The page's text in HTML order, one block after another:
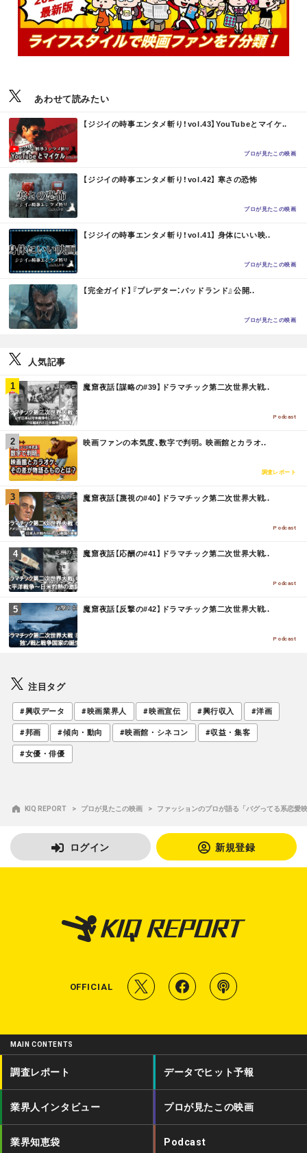
あわせて読みたい
【ジジイの時事エンタメ斬り！vol.43】YouTubeとマイケ..
プロが見たこの映画
【ジジイの時事エンタメ斬り！vol.42】 寒さの恐怖
プロが見たこの映画
【ジジイの時事エンタメ斬り！vol.41】 身体にいい映..
プロが見たこの映画
【完全ガイド】『プレデター：バッドランド』公開..
プロが見たこの映画
人気記事
魔窟夜話【謀略の#39】ドラマチック第二次世界大戦..
Podcast
M
O
映画ファンの本気度、数字で判明。映画館とカラオ..
調査レポート
M
O
魔窟夜話【蔑視の#40】ドラマチック第二次世界大戦..
Podcast
M
O
魔窟夜話【応酬の#41】ドラマチック第二次世界大戦..
Podcast
魔窟夜話【反撃の#42】ドラマチック第二次世界大戦..
Podcast
注目タグ
#興収データ #映画業界人 #映画宣伝 #興行収入 #洋画
#邦画 #傾向・動向 #映画館・シネコン #収益・集客
#女優・俳優
KIQ REPORT プロが見たこの映画 ファッションのプロが語る「バグってる系恋愛
ログイン 新規登録
OFFICIAL
T
i
t
f
c
e
b
o
o
P
d
a
s
MAIN CONTENTS
調査レポート データでヒット予報
業界人インタビュー プロが見たこの映画
業界知恵袋 Podcast